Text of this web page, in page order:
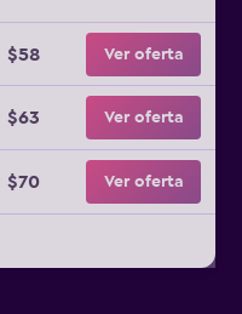
$58 Ver oferta
$63 Ver oferta
$70 Ver oferta